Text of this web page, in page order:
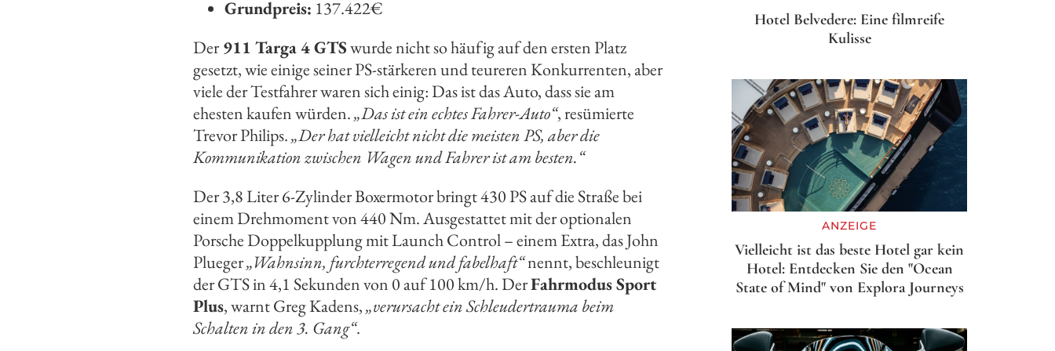
Hotel Belvedere: Eine filmreife
Kulisse
ANZEIGE
Vielleicht ist das beste Hotel gar kein
Hotel: Entdecken Sie den "Ocean
State of Mind" von Explora Journeys
Grundpreis: 137.422€
Der911 Targa 4 GTSwurde nicht so häufig auf den ersten Platz
gesetzt, wie einige seiner PS-stärkeren und teureren Konkurrenten, aber
viele der Testfahrer waren sich einig: Das ist das Auto, dass sie am
ehesten kaufen würden.„Das ist ein echtes Fahrer-Auto“, resümierte
Trevor Philips.„Der hat vielleicht nicht die meisten PS, aber die
Kommunikation zwischen Wagen und Fahrer ist am besten.“
Der 3,8 Liter 6-Zylinder Boxermotor bringt 430 PS auf die Straße bei
einem Drehmoment von 440 Nm. Ausgestattet mit der optionalen
Porsche Doppelkupplung mit Launch Control – einem Extra, das John
Plueger„Wahnsinn, furchterregend und fabelhaft“nennt, beschleunigt
der GTS in 4,1 Sekunden von 0 auf 100 km/h. DerFahrmodus Sport
Plus, warnt Greg Kadens,„verursacht ein Schleudertrauma beim
Schalten in den 3. Gang“.